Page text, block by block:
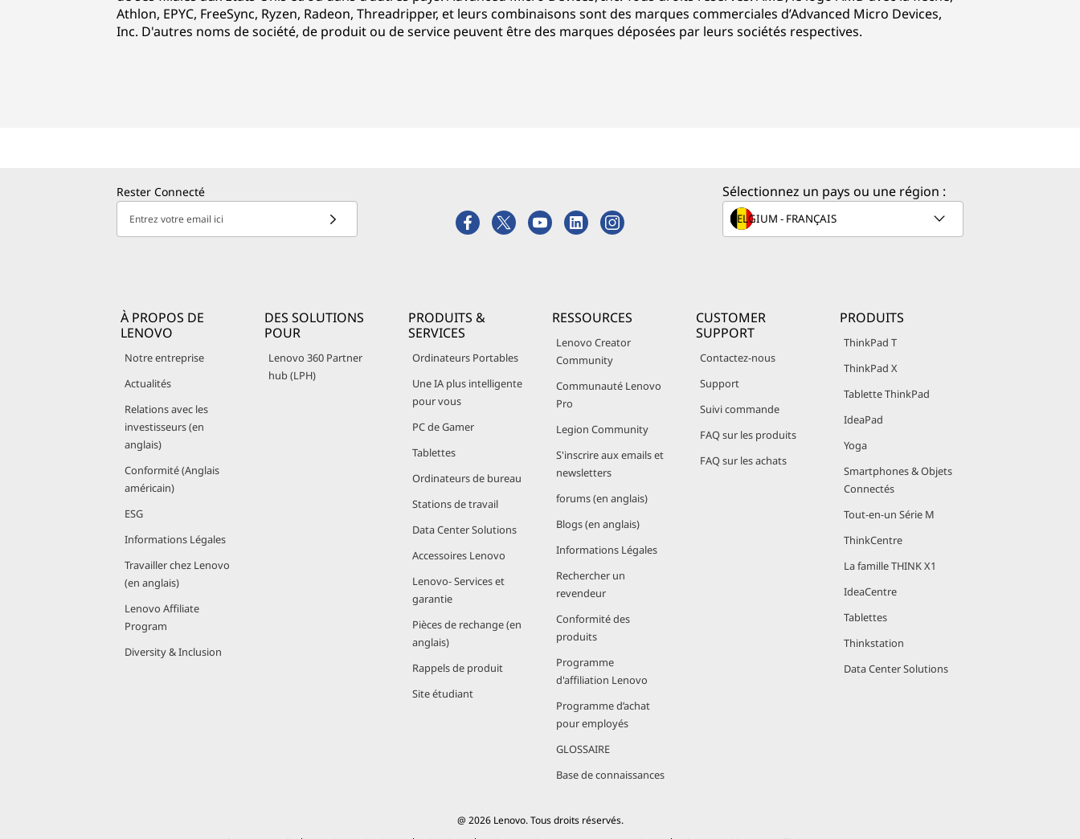
Athlon, EPYC, FreeSync, Ryzen, Radeon, Threadripper, et leurs combinaisons sont des marques commerciales d’Advanced Micro Devices,
Inc. D'autres noms de société, de produit ou de service peuvent être des marques déposées par leurs sociétés respectives.
Rester Connecté
Entrez votre email ici
Sélectionnez un pays ou une région :
À PROPOS DE
LENOVO
Notre entreprise
Actualités
Relations avec les
investisseurs (en
anglais)
Conformité (Anglais
américain)
ESG
Informations Légales
Travailler chez Lenovo
(en anglais)
Lenovo Affiliate
Program
Diversity & Inclusion
DES SOLUTIONS
POUR
Lenovo 360 Partner
hub (LPH)
PRODUITS &
SERVICES
Ordinateurs Portables
Une IA plus intelligente
pour vous
PC de Gamer
Tablettes
Ordinateurs de bureau
Stations de travail
Data Center Solutions
Accessoires Lenovo
Lenovo- Services et
garantie
Pièces de rechange (en
anglais)
Rappels de produit
Site étudiant
RESSOURCES
Lenovo Creator
Community
Communauté Lenovo
Pro
Legion Community
S'inscrire aux emails et
newsletters
forums (en anglais)
Blogs (en anglais)
Informations Légales
Rechercher un
revendeur
Conformité des
produits
Programme
d'affiliation Lenovo
Programme d’achat
pour employés
GLOSSAIRE
Base de connaissances
CUSTOMER
SUPPORT
Contactez-nous
Support
Suivi commande
FAQ sur les produits
FAQ sur les achats
PRODUITS
ThinkPad T
ThinkPad X
Tablette ThinkPad
IdeaPad
Yoga
Smartphones & Objets
Connectés
Tout-en-un Série M
ThinkCentre
La famille THINK X1
IdeaCentre
Tablettes
Thinkstation
Data Center Solutions
@ 2026 Lenovo. Tous droits réservés.